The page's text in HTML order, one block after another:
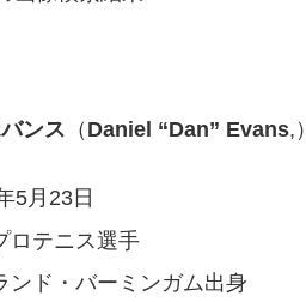
ンス （ Daniel “Dan” Evans,）
5月23日
ロテニス選手
ンド・バーミンガム出身